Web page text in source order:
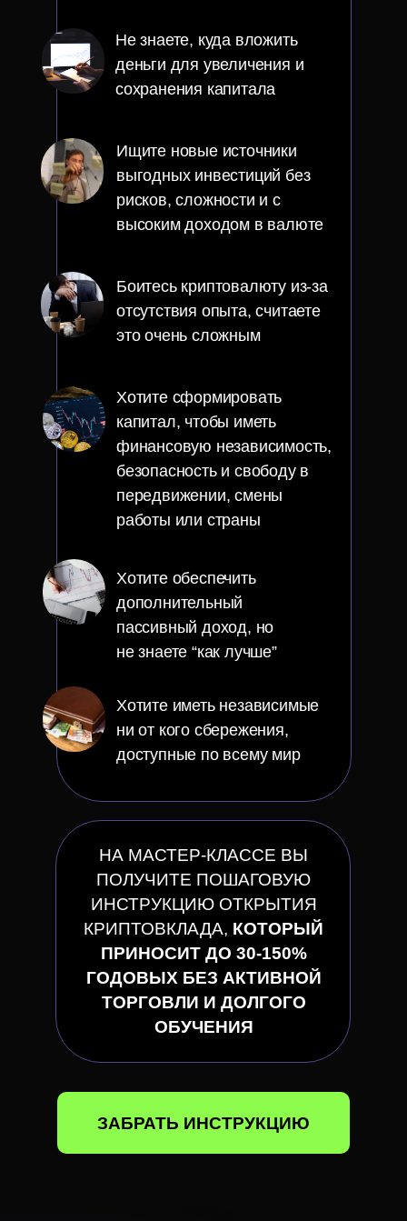
НА МАСТЕР-КЛАССЕ ВЫ
ПОЛУЧИТЕ ПОШАГОВУЮ
ИНСТРУКЦИЮ ОТКРЫТИЯ
КРИПТОВКЛАДА, КОТОРЫЙ
ПРИНОСИТ ДО 30-150%
ГОДОВЫХ БЕЗ АКТИВНОЙ
ТОРГОВЛИ И ДОЛГОГО
ОБУЧЕНИЯ
Не знаете, куда вложить
деньги для увеличения и
сохранения капитала
Ищите новые источники
выгодных инвестиций без
рисков, сложности и с
высоким доходом в валюте
Хотите иметь независимые
ни от кого сбережения,
доступные по всему мир
Хотите сформировать
капитал, чтобы иметь
финансовую независимость,
безопасность и свободу в
передвижении, смены
работы или страны
Боитесь криптовалюту из-за
отсутствия опыта, считаете
это очень сложным
Хотите обеспечить
дополнительный
пассивный доход, но
не знаете “как лучше”
ЗАБРАТЬ ИНСТРУКЦИЮ